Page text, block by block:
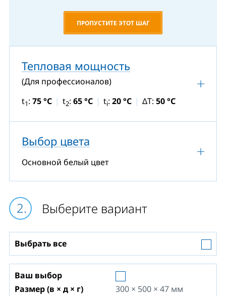
ПРОПУСТИТЕ ЭТОТ ШАГ
Тепловая мощность
(Для профессионалов)
t1: 75 °C t2: 65 °C ti: 20 °C ΔT: 50 °C
Выбор цвета
Основной белый цвет
Выберите вариант
Выбрать все
Ваш выбор
Размер (в × д × г)
300 × 500 × 47 мм